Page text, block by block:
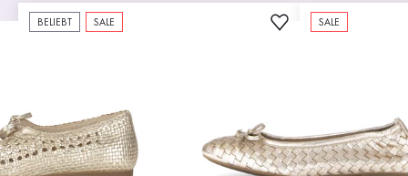
BELIEBT SALE SALE